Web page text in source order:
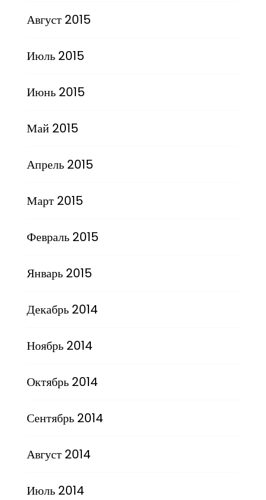
Август 2015
Июль 2015
Июнь 2015
Май 2015
Апрель 2015
Март 2015
Февраль 2015
Январь 2015
Декабрь 2014
Ноябрь 2014
Октябрь 2014
Сентябрь 2014
Август 2014
Июль 2014